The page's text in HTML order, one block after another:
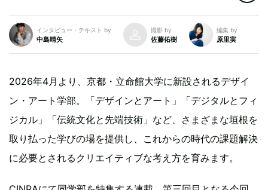
インタビュー・テキスト by
中島晴矢
撮影 by
佐藤佑樹
編集 by
原里実
2026年4月より、京都・立命館大学に新設されるデザイ
ン・アート学部。「デザインとアート」「デジタルとフィ
ジカル」「伝統文化と先端技術」など、さまざまな垣根を
取り払った学びの場を提供し、これからの時代の課題解決
に必要とされるクリエイティブな考え方を育みます。